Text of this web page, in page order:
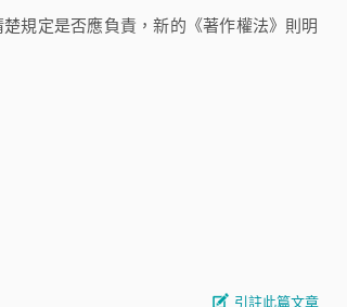
規定是否應負責，新的《著作權法》則明
引註此篇文章